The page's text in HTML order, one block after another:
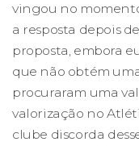
vingou no
a resposta depois
proposta, embora
que não obtém
procuraram uma
valorização no
clube discorda